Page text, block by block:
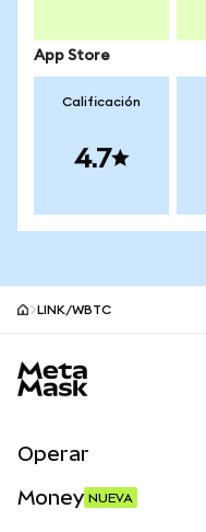
App Store
Calificación
4.7
LINK/WBTC
Operar
Money NUEVA